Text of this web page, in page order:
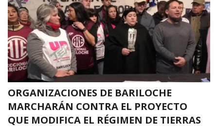
ORGANIZACIONES DE BARILOCHE
MARCHARÁN CONTRA EL PROYECTO
QUE MODIFICA EL RÉGIMEN DE TIERRAS